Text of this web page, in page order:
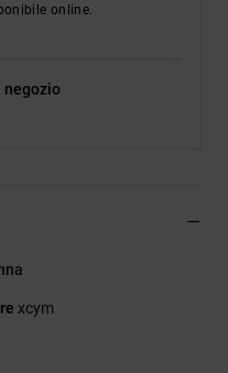
online.
negozio
xcym